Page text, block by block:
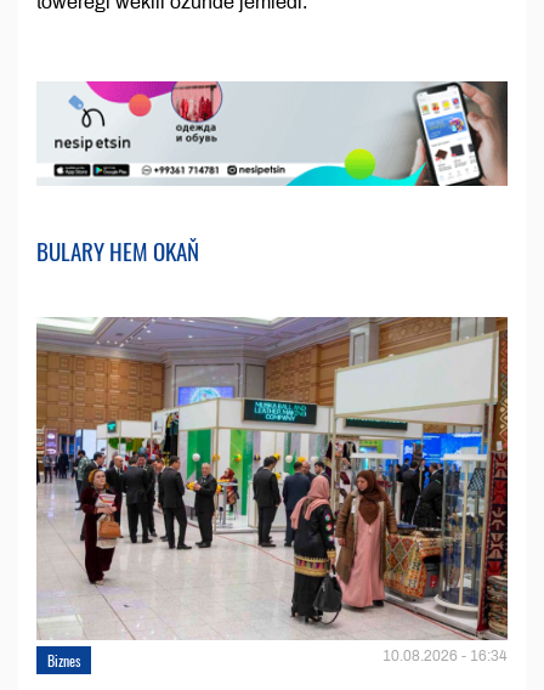
BULARY HEM OKAŇ
Biznes 10.08.2026 - 16:34